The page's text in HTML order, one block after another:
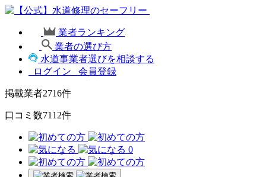
業者ランキング
業者の選び方
水道事業者選びを相談する
ログイン
会員登録
掲載業者2716件
口コミ数7112件
0